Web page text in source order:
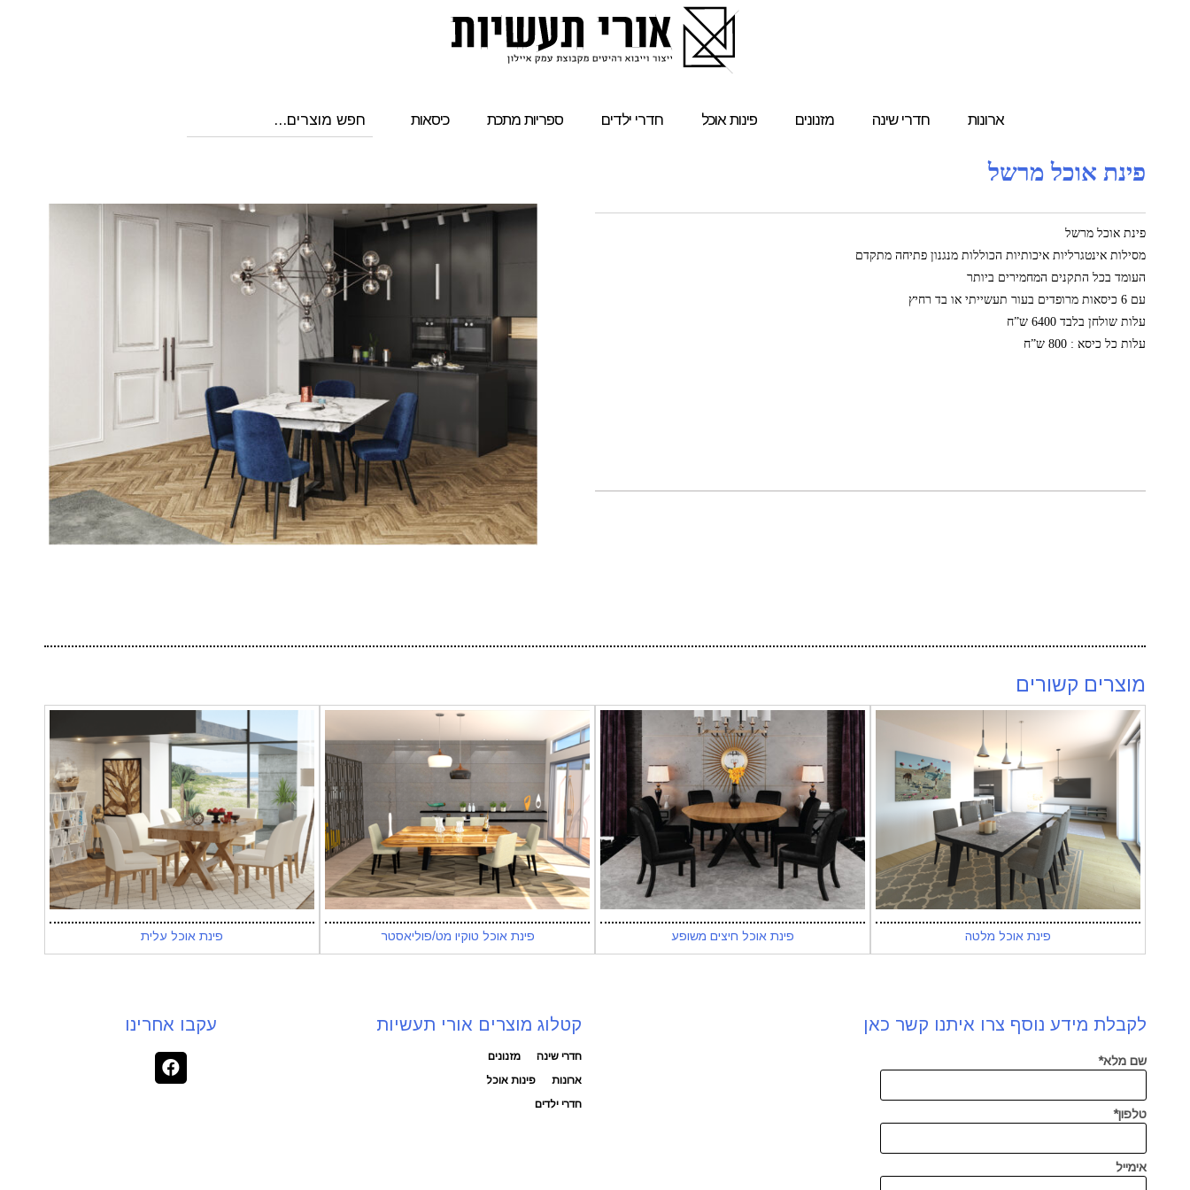
ארונות חדרי שינה מזנונים פינות אוכל חדרי ילדים ספריות מתכת כיסאות
פינת אוכל מרשל
פינת אוכל מרשל
מסילות אינטגרליות איכותיות הכוללות מנגנון פתיחה מתקדם
העומד בכל התקנים המחמירים ביותר
עם 6 כיסאות מרופדים בעור תעשייתי או בד רחיץ
עלות שולחן בלבד 6400 ש”ח
עלות כל כיסא : 800 ש”ח
מוצרים קשורים
פינת אוכל עלית פינת אוכל טוקיו מט/פוליאסטר פינת אוכל חיצים משופע פינת אוכל מלטה
עקבו אחרינו קטלוג מוצרים אורי תעשיות
חדרי שינה
מזנונים
ארונות
פינות אוכל
חדרי ילדים
לקבלת מידע נוסף צרו איתנו קשר כאן
שם מלא*
טלפון*
אימייל